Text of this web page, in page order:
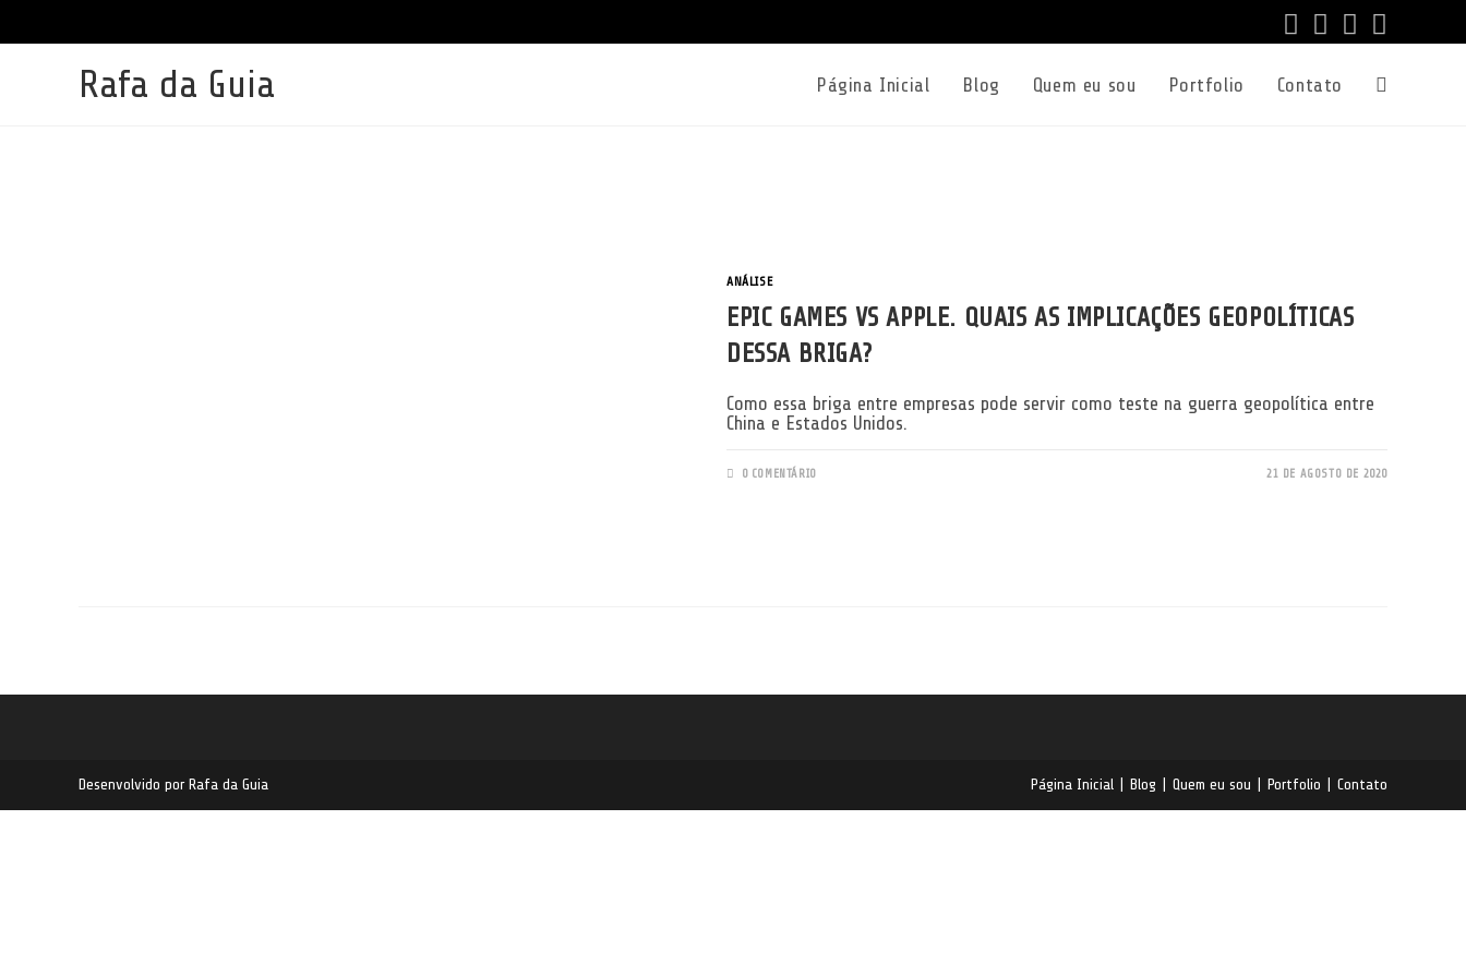
Rafa da Guia Página Inicial Blog Quem eu sou Portfolio Contato
ANÁLISE
EPIC GAMES VS APPLE. QUAIS AS IMPLICAÇÕES GEOPOLÍTICAS
DESSA BRIGA?
Como essa briga entre empresas pode servir como teste na guerra geopolítica entre
China e Estados Unidos.
0 COMENTÁRIO 21 DE AGOSTO DE 2020
Página Inicial Blog Quem eu sou Portfolio Contato
Desenvolvido por Rafa da Guia